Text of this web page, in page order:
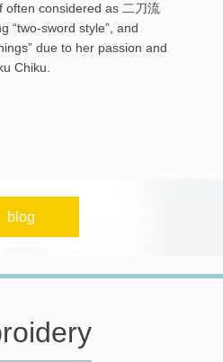
often considered as 二刀流
“two-sword style”, and
due to her passion and
Chiku.
blog